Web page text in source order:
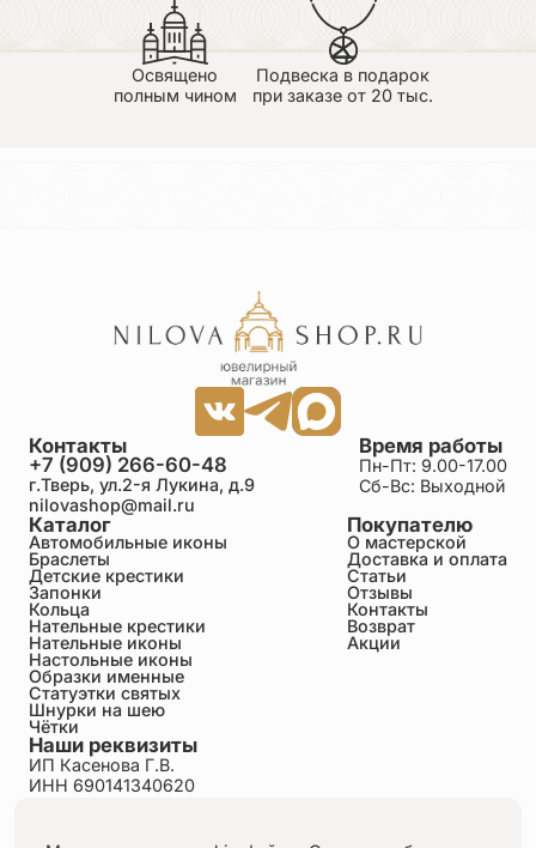
Освящено
полным чином
Подвеска в подарок
при заказе от 20 тыс.
Каталог
Автомобильные иконы
Браслеты
Детские крестики
Запонки
Кольца
Нательные крестики
Нательные иконы
Настольные иконы
Образки именные
Статуэтки святых
Шнурки на шею
Чётки
Покупателю
О мастерской
Доставка и оплата
Статьи
Отзывы
Контакты
Возврат
Акции
Время работы
Пн-Пт: 9.00-17.00
Сб-Вс: Выходной
Контакты
+7 (909) 266-60-48
г.Тверь, ул.2-я Лукина, д.9
nilovashop@mail.ru
Наши реквизиты
ИП Касенова Г.В.
ИНН 690141340620